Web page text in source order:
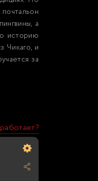
а
историю
Чикаго, и
за